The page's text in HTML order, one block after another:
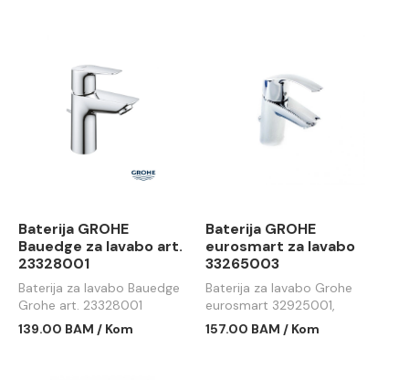
Baterija GROHE
Bauedge za lavabo art.
23328001
Baterija za lavabo Bauedge
Grohe art. 23328001
139.00 BAM / Kom
Baterija GROHE
eurosmart za lavabo
33265003
Baterija za lavabo Grohe
eurosmart 32925001,
33265002
157.00 BAM / Kom